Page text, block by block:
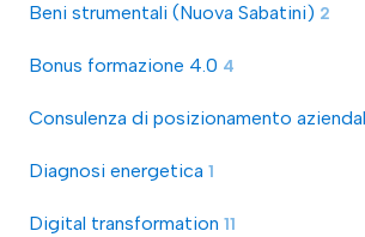
Beni strumentali (Nuova Sabatini) 2
Bonus formazione 4.0 4
Consulenza di posizionamento
Diagnosi energetica 1
Digital transformation 11